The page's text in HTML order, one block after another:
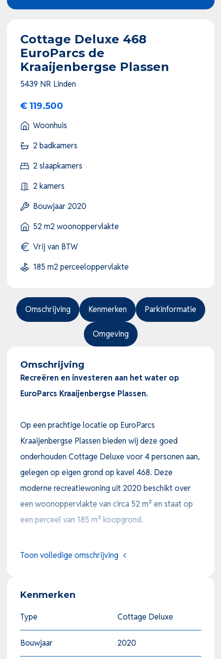
Cottage Deluxe 468
EuroParcs de
Kraaijenbergse Plassen
5439 NR Linden
€ 119.500
Woonhuis
2 badkamers
2 slaapkamers
2 kamers
Bouwjaar 2020
52 m2 woonoppervlakte
Vrij van BTW
185 m2 perceeloppervlakte
Omschrijving Kenmerken Parkinformatie
Omgeving
Omschrijving
Recreëren en investeren aan het water op
EuroParcs Kraaijenbergse Plassen.
Op een prachtige locatie op EuroParcs
Kraaijenbergse Plassen bieden wij deze goed
onderhouden Cottage Deluxe voor 4 personen aan,
gelegen op eigen grond op kavel 468. Deze
moderne recreatiewoning uit 2020 beschikt over
een woonoppervlakte van circa 52 m² en staat op
een perceel van 185 m² koopgrond.
De woning beschikt over een ruime en sfeervolle
keuken is compleet uitgevoerd met diverse
inbouwapparatuur, waaronder een gaskookplaat,
afzuigkap, vaatwasser en een Amerikaanse koelkast.
Toon volledige omschrijving
Kenmerken
Type Cottage Deluxe
Bouwjaar 2020